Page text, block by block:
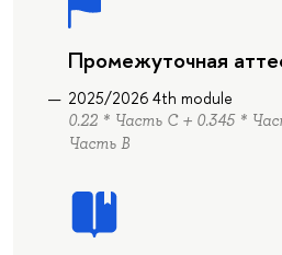
Промежуточная
2025/2026 4th module
0.22 * Часть C + 0.345 *
Часть B